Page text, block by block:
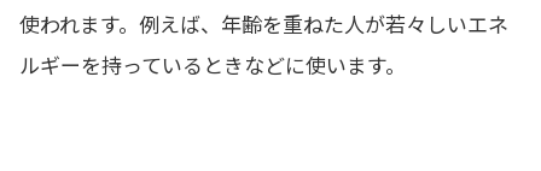
使われます。例えば、年齢を重ねた人が若々しいエネ
ルギーを持っているときなどに使います。